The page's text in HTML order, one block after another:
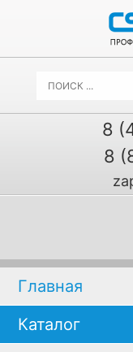
8
8
Главная
Каталог